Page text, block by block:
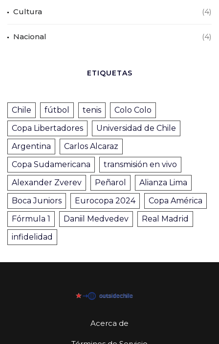
Cultura (4)
Nacional (4)
ETIQUETAS
Chile fútbol tenis
Colo Colo
Copa Libertadores
Universidad de Chile
Argentina
Carlos Alcaraz
Copa Sudamericana
transmisión en vivo
Alexander Zverev
Peñarol
Alianza Lima
Boca Juniors
Eurocopa 2024
Copa América
Fórmula 1
Daniil Medvedev
Real Madrid
infidelidad
Acerca de